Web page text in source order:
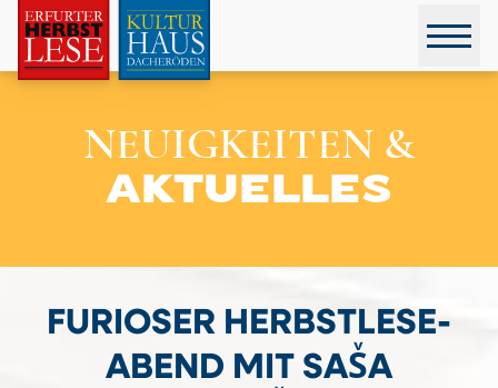
NEUIGKEITEN &
AKTUELLES
FURIOSER HERBSTLESE-
ABEND MIT SASͮA